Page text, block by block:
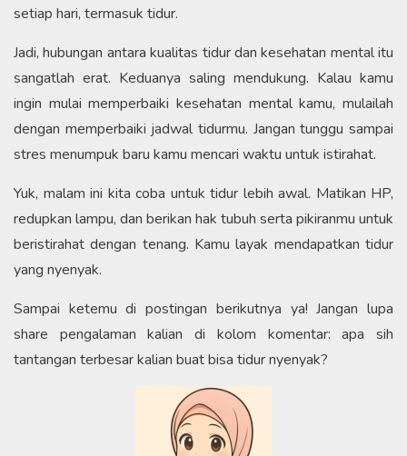
setiap hari, termasuk tidur.
Jadi, hubungan antara kualitas tidur dan kesehatan mental itu
sangatlah erat. Keduanya saling mendukung. Kalau kamu
ingin mulai memperbaiki kesehatan mental kamu, mulailah
dengan memperbaiki jadwal tidurmu. Jangan tunggu sampai
stres menumpuk baru kamu mencari waktu untuk istirahat.
Yuk, malam ini kita coba untuk tidur lebih awal. Matikan HP,
redupkan lampu, dan berikan hak tubuh serta pikiranmu untuk
beristirahat dengan tenang. Kamu layak mendapatkan tidur
yang nyenyak.
Sampai ketemu di postingan berikutnya ya! Jangan lupa
share pengalaman kalian di kolom komentar: apa sih
tantangan terbesar kalian buat bisa tidur nyenyak?